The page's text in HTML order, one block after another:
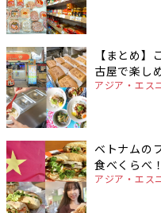
【まとめ
古屋で楽し
アジア・エス
ベトナムの
食べくらべ
アジア・エス